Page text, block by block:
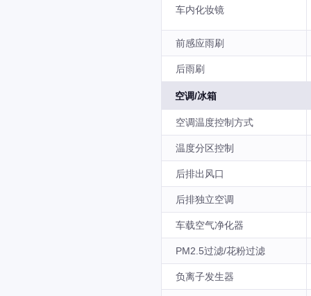
车内化妆镜
前感应雨刷
后雨刷
空调/冰箱
空调温度控制方式
温度分区控制
后排出风口
后排独立空调
车载空气净化器
PM2.5过滤/花粉过滤
负离子发生器